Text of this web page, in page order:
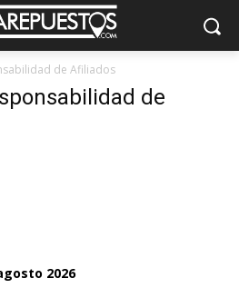
de Afiliados
de
2026